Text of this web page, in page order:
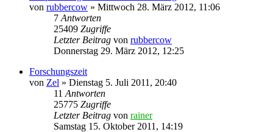
von rubbercow » Mittwoch 28. März 2012, 11:06
7 Antworten
25409 Zugriffe
Letzter Beitrag von rubbercow
Donnerstag 29. März 2012, 12:25
Forschungszeit
von Zel » Dienstag 5. Juli 2011, 20:40
11 Antworten
25775 Zugriffe
Letzter Beitrag von rainer
Samstag 15. Oktober 2011, 14:19